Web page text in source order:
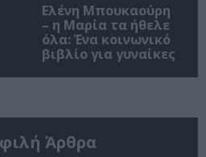
Ελένη Μπουκαούρη
– η Μαρία τα ήθελε
όλα: Ένα κοινωνικό
βιβλίο για γυναίκες
Άρθρα